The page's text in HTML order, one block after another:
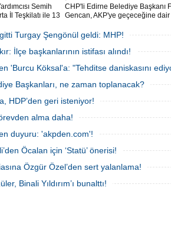
Semih
İl Teşkilatı ile 13
Osman
CHP'li Edirne Belediye Başkanı
Gencan, AKP'ye geçeceğine
adım atmıyoruz" ifadeleriyle
Turgay Şengönül geldi: MHP!
İlçe başkanlarının istifası alındı!
'Burcu Köksal'a: "Tehditse daniskasını
Başkanları, ne zaman toplanacak?
HDP’den geri isteniyor!
alma daha!
duyuru: 'akpden.com'!
Öcalan için ‘Statü’ önerisi!
Özgür Özel’den sert yalanlama!
Binali Yıldırım’ı bunalttı!